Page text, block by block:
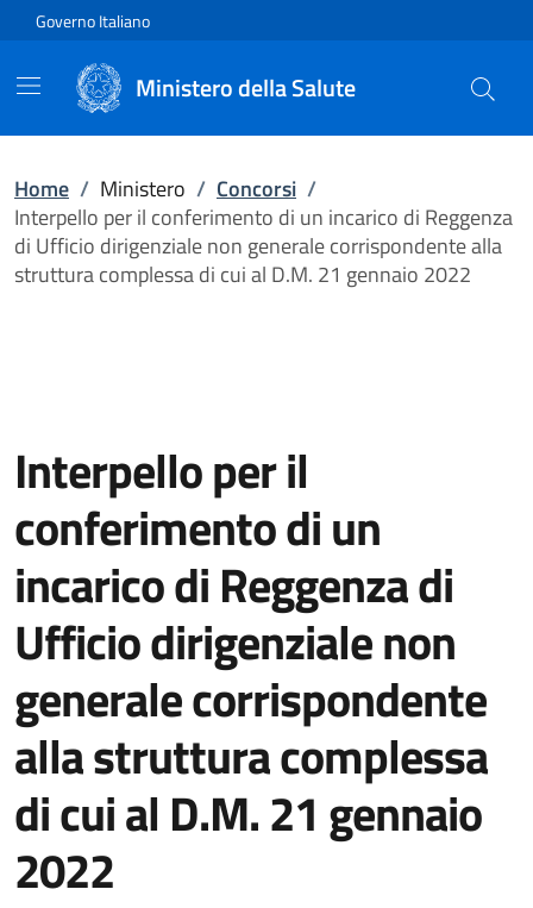
Vai direttamente al contenuto
Governo Italiano
Ministero della Salute
Home / Ministero / Concorsi /
Interpello per il conferimento di un incarico di Reggenza
di Ufficio dirigenziale non generale corrispondente alla
struttura complessa di cui al D.M. 21 gennaio 2022
Interpello per il
conferimento di un
incarico di Reggenza di
Ufficio dirigenziale non
generale corrispondente
alla struttura complessa
di cui al D.M. 21 gennaio
2022